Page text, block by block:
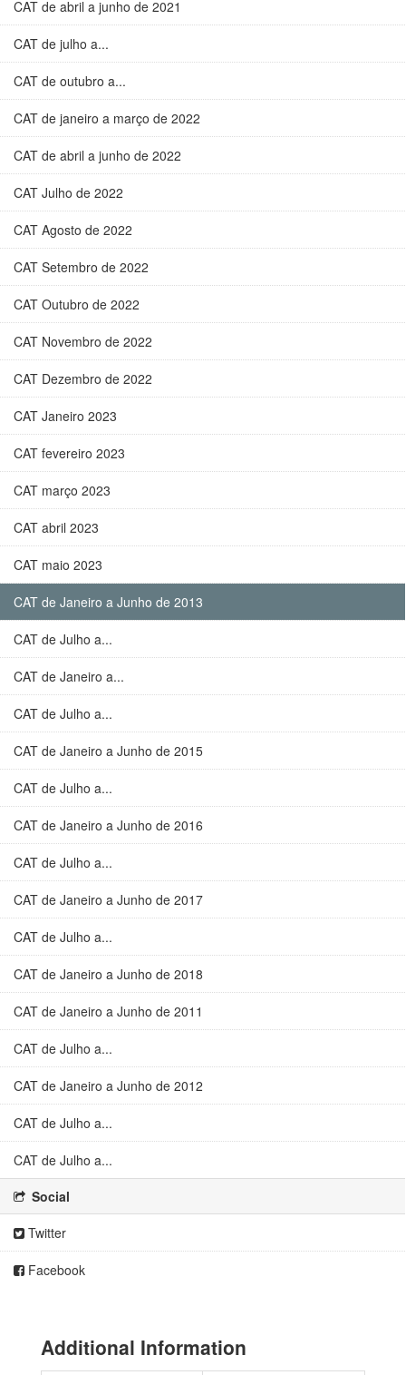
CAT de abril a junho de 2021
CAT de julho a...
CAT de outubro a...
CAT de janeiro a março de 2022
CAT de abril a junho de 2022
CAT Julho de 2022
CAT Agosto de 2022
CAT Setembro de 2022
CAT Outubro de 2022
CAT Novembro de 2022
CAT Dezembro de 2022
CAT Janeiro 2023
CAT fevereiro 2023
CAT março 2023
CAT abril 2023
CAT maio 2023
CAT de Janeiro a Junho de 2013
CAT de Julho a...
CAT de Janeiro a...
CAT de Julho a...
CAT de Janeiro a Junho de 2015
CAT de Julho a...
CAT de Janeiro a Junho de 2016
CAT de Julho a...
CAT de Janeiro a Junho de 2017
CAT de Julho a...
CAT de Janeiro a Junho de 2018
CAT de Janeiro a Junho de 2011
CAT de Julho a...
CAT de Janeiro a Junho de 2012
CAT de Julho a...
CAT de Julho a...
Social
Twitter
Facebook
Additional Information